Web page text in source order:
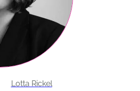
Lotta Rickel